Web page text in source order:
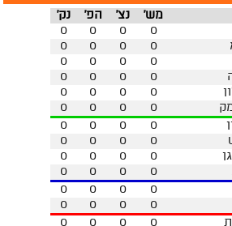
נק' הפ' נצ' מש'
0
0 0 0
0
0 0 0
0
0 0 0
0
0 0 0
0
0 0 0
0
0 0 0
0
0 0 0
0
0 0 0
0
0 0 0
0
0 0 0
0
0 0 0
0
0 0 0